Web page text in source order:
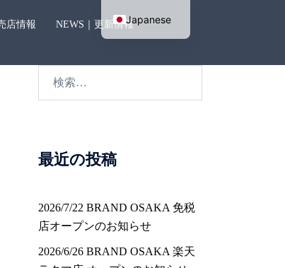
店情報
NEWS｜更新情報
最近の投稿
2026/7/22 BRAND OSAKA 免税
店オープンのお知らせ
2026/6/26 BRAND OSAKA 楽天
Japanese
English